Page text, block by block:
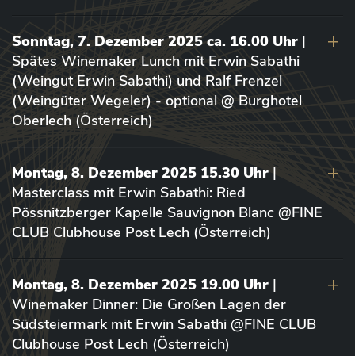
Sonntag, 7. Dezember 2025 ca. 16.00 Uhr |
Spätes Winemaker Lunch mit Erwin Sabathi
(Weingut Erwin Sabathi) und Ralf Frenzel
(Weingüter Wegeler) - optional @ Burghotel
Oberlech (Österreich)
Montag, 8. Dezember 2025 15.30 Uhr |
Masterclass mit Erwin Sabathi: Ried
Pössnitzberger Kapelle Sauvignon Blanc @FINE
CLUB Clubhouse Post Lech (Österreich)
Montag, 8. Dezember 2025 19.00 Uhr |
Winemaker Dinner: Die Großen Lagen der
Südsteiermark mit Erwin Sabathi @FINE CLUB
Clubhouse Post Lech (Österreich)